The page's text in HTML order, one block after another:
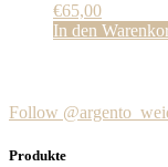
€65,00
In den
Follow
Produkte